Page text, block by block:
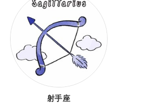
射手座